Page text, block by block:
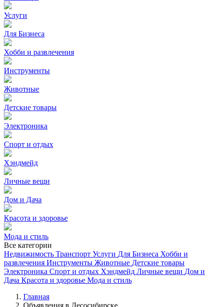
Услуги
Для Бизнеса
Хобби и развлечения
Инструменты
Животные
Детские товары
Электроника
Спорт и отдых
Хэндмейд
Личные вещи
Дом и Дача
Красота и здоровье
Мода и стиль
Все категории
Недвижимость Транспорт Услуги Для Бизнеса Хобби и
развлечения Инструменты Животные Детские товары
Электроника Спорт и отдых Хэндмейд Личные вещи Дом и
Дача Красота и здоровье Мода и стиль
Главная
Объявления в Лесосибирске